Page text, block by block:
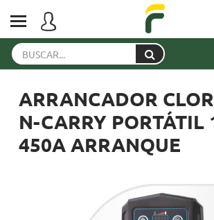
ARRANCADOR
N-CARRY PORTÁTIL
450A ARRANQUE